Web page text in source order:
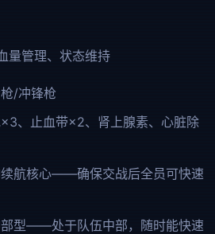
量管理、状态维持
/冲锋枪
、止血带×2、肾上腺素、心脏除
续航核心——确保交战后全员可快速
部型——处于队伍中部，随时能快速